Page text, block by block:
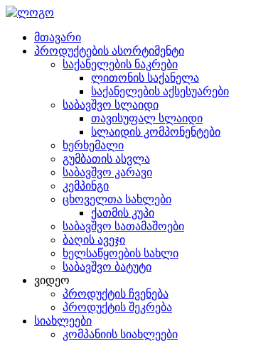
მთავარი
პროდუქტების ასორტიმენტი
საქანელების ნაკრები
ლითონის საქანელა
საქანელების აქსესუარები
საბავშვო სლაიდი
თავისუფალ სლაიდი
სლაიდის კომპონენტები
ხერხემალი
გუმბათის ასვლა
საბავშვო კარავი
კემპინგი
ცხოველთა სახლები
ქათმის კუპი
საბავშვო სათამაშოები
ბაღის ავეჯი
ხელსაწყოების სახლი
საბავშვო ბატუტი
ვიდეო
პროდუქტის ჩვენება
პროდუქტის შეკრება
სიახლეები
კომპანიის სიახლეები